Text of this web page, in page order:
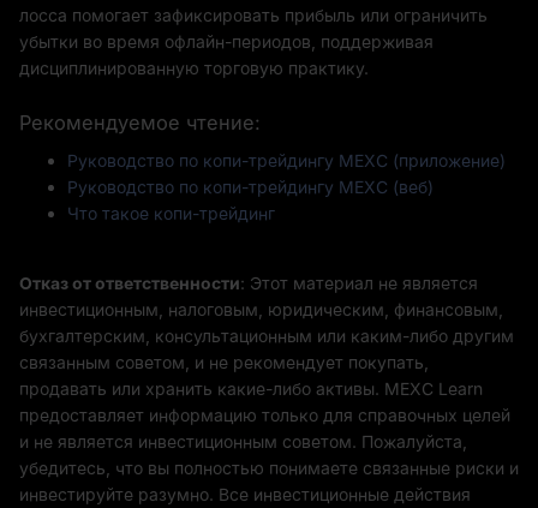
лосса помогает зафиксировать прибыль или ограничить
убытки во время офлайн-периодов, поддерживая
дисциплинированную торговую практику.
Рекомендуемое чтение:
Руководство по копи-трейдингу MEXC (приложение)
Руководство по копи-трейдингу MEXC (веб)
Что такое копи-трейдинг
Отказ от ответственности: Этот материал не является
инвестиционным, налоговым, юридическим, финансовым,
бухгалтерским, консультационным или каким-либо другим
связанным советом, и не рекомендует покупать,
продавать или хранить какие-либо активы. MEXC Learn
предоставляет информацию только для справочных целей
и не является инвестиционным советом. Пожалуйста,
убедитесь, что вы полностью понимаете связанные риски и
инвестируйте разумно. Все инвестиционные действия